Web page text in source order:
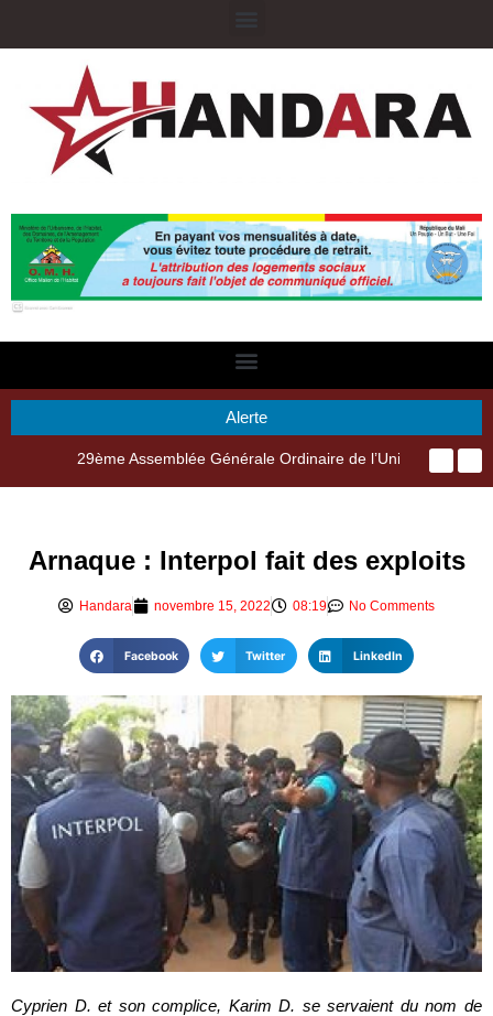
Alerte
29ème Assemblée Générale Ordinaire de l’Union Nyèsigiso : L’encours total des dépôts des membres passé de 18 milliards en 2024 à 21 milliards en 2025
Arnaque : Interpol fait des exploits
Handara novembre 15, 2022 08:19 No Comments
Facebook Twitter LinkedIn
Cyprien D. et son complice, Karim D. se servaient du nom de